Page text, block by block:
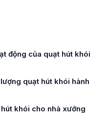
động của quạt hút khói
quạt hút khói hành
khói cho nhà xưởng